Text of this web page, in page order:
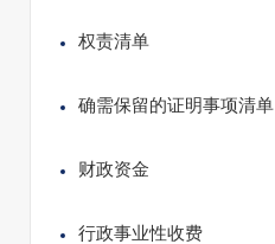
权责清单
确需保留的证明事项清单
财政资金
行政事业性收费